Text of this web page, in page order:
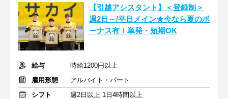
【引越アシスタント】＜登録制＞
週2日～/平日メイン★今なら夏のボ
ーナス有！単発・短期OK
給与
時給1200円以上
雇用形態
アルバイト・パート
シフト
週2日以上 1日4時間以上